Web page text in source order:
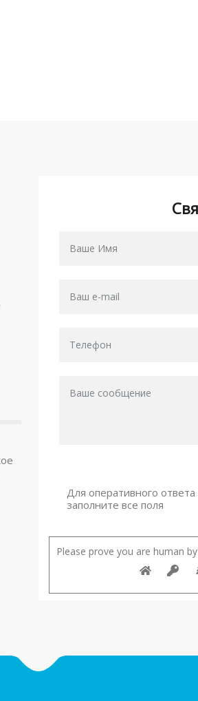
Для оперативного ответа
заполните все поля
Please prove you are human